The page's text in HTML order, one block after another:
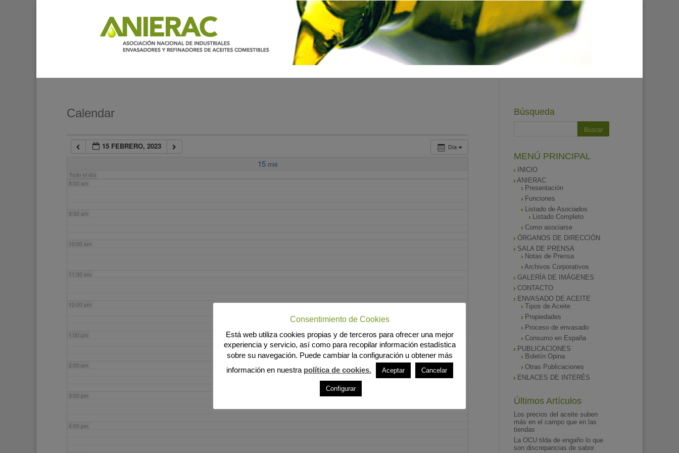
Calendar
Día
15 FEBRERO, 2023
15 mié
Todo el día
7:00 am
8:00 am
9:00 am
10:00 am
11:00 am
12:00 pm
1:00 pm
2:00 pm
3:00 pm
4:00 pm
Búsqueda
MENÚ PRINCIPAL
INICIO
ANIERAC
Presentación
Funciones
Listado de Asociados
Listado Completo
Como asociarse
ÓRGANOS DE DIRECCIÓN
SALA DE PRENSA
Notas de Prensa
Archivos Corporativos
GALERÍA DE IMÁGENES
CONTACTO
ENVASADO DE ACEITE
Tipos de Aceite
Propiedades
Proceso de envasado
Consumo en España
PUBLICACIONES
Boletín Opina
Otras Publicaciones
ENLACES DE INTERÉS
Últimos Artículos
Los precios del aceite suben
más en el campo que en las
tiendas
La OCU tilda de engaño lo que
son discrepancias de sabor
Consentimiento de Cookies
Está web utiliza cookies propias y de terceros para ofrecer una mejor
experiencia y servicio, así como para recopilar información estadística
sobre su navegación. Puede cambiar la configuración u obtener más
información en nuestra política de cookies. Aceptar Cancelar
Configurar